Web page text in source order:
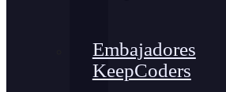
Embajadores
KeepCoders